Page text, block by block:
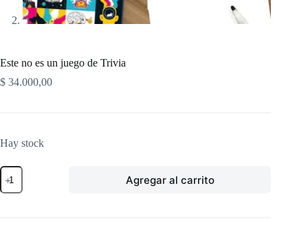
Este no es un juego de Trivia
$ 34.000,00
Hay stock
Este
no
es
juego
Agregar al carrito